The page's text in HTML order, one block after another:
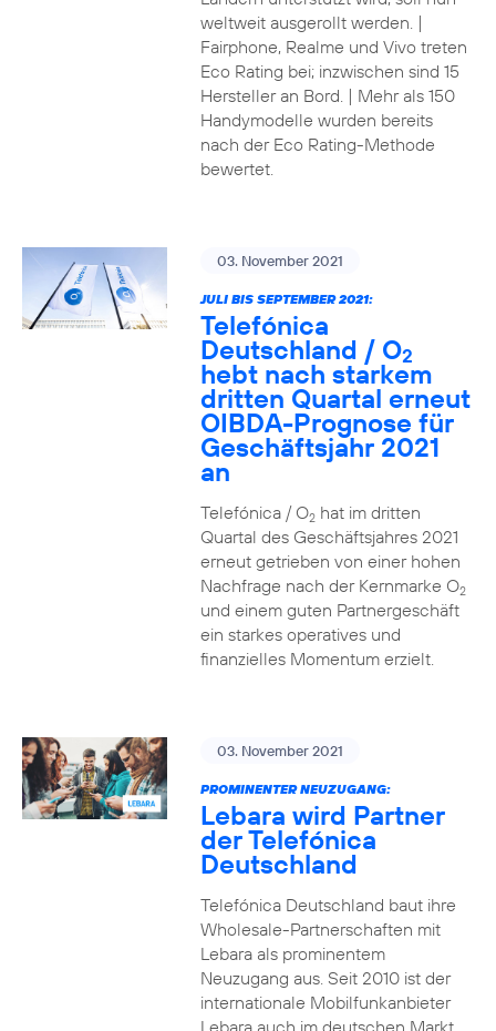
weltweit ausgerollt werden. |
Fairphone, Realme und Vivo treten
Eco Rating bei; inzwischen sind 15
Hersteller an Bord. | Mehr als 150
Handymodelle wurden bereits
nach der Eco Rating-Methode
bewertet.
03. November 2021
JULI BIS SEPTEMBER 2021:
Telefónica
Deutschland / O2
hebt nach starkem
dritten Quartal erneut
OIBDA-Prognose für
Geschäftsjahr 2021
an
Telefónica / O2hat im dritten
Quartal des Geschäftsjahres 2021
erneut getrieben von einer hohen
Nachfrage nach der Kernmarke O2
und einem guten Partnergeschäft
ein starkes operatives und
finanzielles Momentum erzielt.
03. November 2021
PROMINENTER NEUZUGANG:
Lebara wird Partner
der Telefónica
Deutschland
Telefónica Deutschland baut ihre
Wholesale-Partnerschaften mit
Lebara als prominentem
Neuzugang aus. Seit 2010 ist der
internationale Mobilfunkanbieter
Lebara auch im deutschen Markt